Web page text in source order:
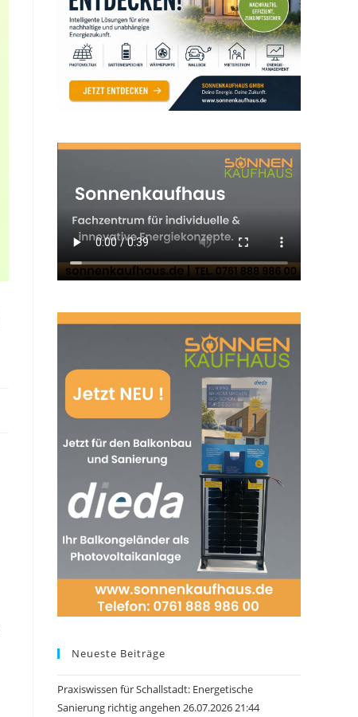
Neueste Beiträge
Praxiswissen für Schallstadt: Energetische
Sanierung richtig angehen 26.07.2026 21:44